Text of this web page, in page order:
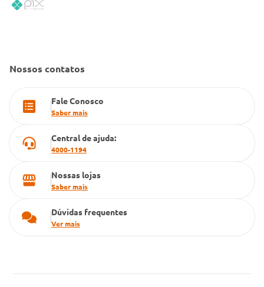
Convênio Conlife
Cartão Grupo Conde
Nossos contatos
Fale Conosco
Saber mais
Central de ajuda:
4000-1194
Nossas lojas
Saber mais
Dúvidas frequentes
Ver mais